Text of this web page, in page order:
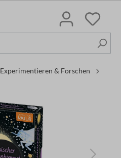
Experimentieren & Forschen